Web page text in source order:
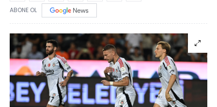
ABONE OL